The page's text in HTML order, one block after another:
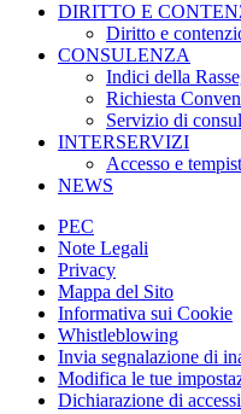
DIRITTO E
Diritto e
CONSULENZA
Indici della
Richiesta
Servizio di
INTERSERVIZI
Accesso e
NEWS
PEC
Note Legali
Privacy
Mappa del Sito
Informativa sui Cookie
Whistleblowing
Invia segnalazione di
Modifica le tue
Dichiarazione di